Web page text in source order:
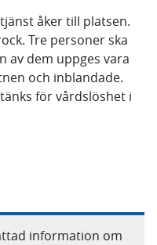
åker till platsen.
Tre personer ska
av dem uppges vara
och inblandade.
för vårdslöshet i
information om